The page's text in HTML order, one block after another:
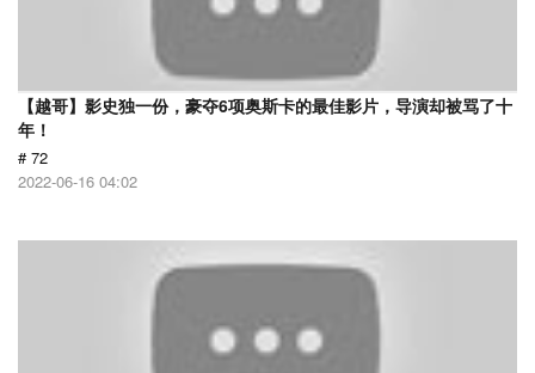
【越哥】影史独一份，豪夺6项奥斯卡的最佳影片，导演却被骂了十
年！
# 72
2022-06-16 04:02